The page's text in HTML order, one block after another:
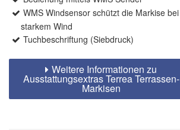
WMS Windsensor schützt die Markise bei
starkem Wind
Tuchbeschriftung (Siebdruck)
Weitere Informationen zu
Ausstattungsextras Terrea Terrassen-
Markisen